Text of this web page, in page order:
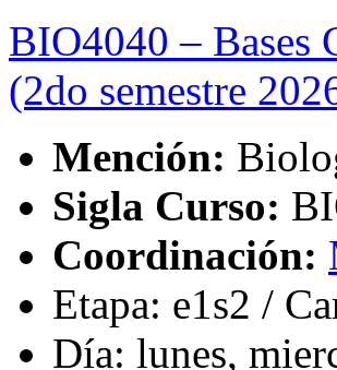
BIO4040 – Bases
(2do semestre
Mención:
Sigla Curso:
Coordinación:
Etapa: e1s2 /
Día: lunes,